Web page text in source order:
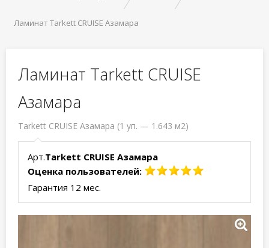
Ламинат Tarkett CRUISE Азамара
Ламинат Tarkett CRUISE
Азамара
Tarkett CRUISE Азамара (1 уп. — 1.643 м2)
Арт.Tarkett CRUISE Азамара
Оценка пользователей:
Гарантия 12 мес.